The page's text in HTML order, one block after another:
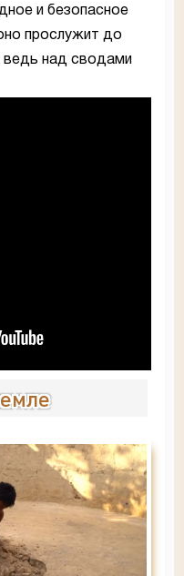
и безопасное
прослужит до
над сводами